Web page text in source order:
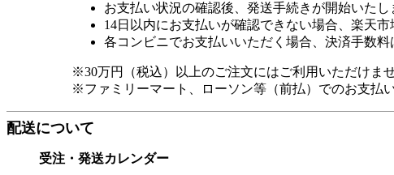
お支払い状況の確認後、発送手続きが開始いた
14日以内にお支払いが確認できない場合、楽天
各コンビニでお支払いいただく場合、決済手数料
※30万円（税込）以上のご注文にはご利用いただけませ
※ファミリーマート、ローソン等（前払）でのお支払
配送について
受注・発送カレンダー